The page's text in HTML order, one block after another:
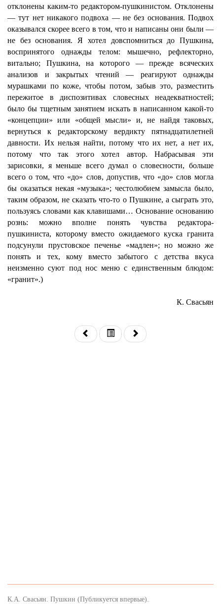
отклонены каким-то редактором-пушкинистом. Отклонены
— тут нет никакого подвоха — не без основания. Подвох
оказывался скорее всего в том, что и написаны они были —
не без основания. Я хотел довспомниться до Пушкина,
воспринятого однажды телом: мышечно, рефлекторно,
витально; Пушкина, на которого — прежде всяческих
анализов и закрытых чтений — реагируют однажды
мурашками по коже, чтобы потом, забыв это, разместить
пережитое в диспозитивах словесных неадекватностей;
было бы тщетным занятием искать в написанном какой-то
«концепции» или «общей мысли» и, не найдя таковых,
вернуться к редакторскому вердикту пятнадцатилетней
давности. Их нельзя найти, потому что их нет, а нет их,
потому что так этого хотел автор. Набрасывая эти
зарисовки, я меньше всего думал о словесности, больше
всего о том, что «до» слов, допустив, что «до» слов могла
бы оказаться некая «музыка»; честолюбием замысла было,
таким образом, не сказать что-то о Пушкине, а сыграть это,
пользуясь словами как клавишами… Основание основанию
рознь: можно вполне понять чувства редактора-
пушкиниста, которому вместо ожидаемого куска гранита
подсунули прустовское печенье «мадлен»; но можно же
понять и тех, кому вместо забытого с детства вкуса
неизменно суют под нос меню с единственным блюдом:
«гранит».)
К. Свасьян
К.А. Свасьян. Пушкин (Публикуется впервые).